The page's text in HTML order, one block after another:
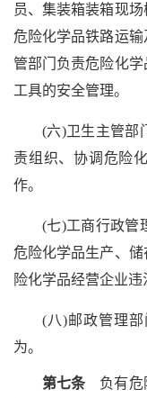
员、集装箱装箱现
危险化学品铁路运
管部门负责危险化
工具的安全管理。
(六)卫生主管部
责组织、协调危险
作。
(七)工商行政管
危险化学品生产、
险化学品经营企业违
(八)邮政管理
为。
第七条负有危